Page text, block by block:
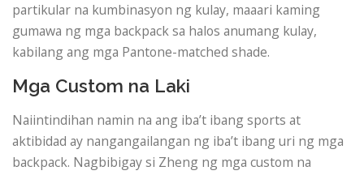
partikular na kumbinasyon ng kulay, maaari kaming
gumawa ng mga backpack sa halos anumang kulay,
kabilang ang mga Pantone-matched shade.
Mga Custom na Laki
Naiintindihan namin na ang iba’t ibang sports at
aktibidad ay nangangailangan ng iba’t ibang uri ng mga
backpack. Nagbibigay si Zheng ng mga custom na